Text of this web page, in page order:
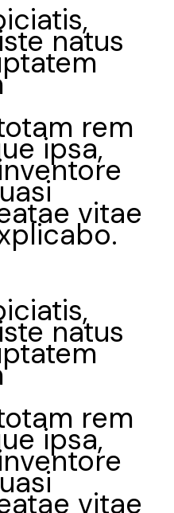
natus
rem
ipsa,
vitae
natus
rem
ipsa,
vitae